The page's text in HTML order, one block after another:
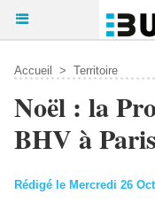
Accueil > Territoire
Noël : la
BHV à Paris
Rédigé le Mercredi 26